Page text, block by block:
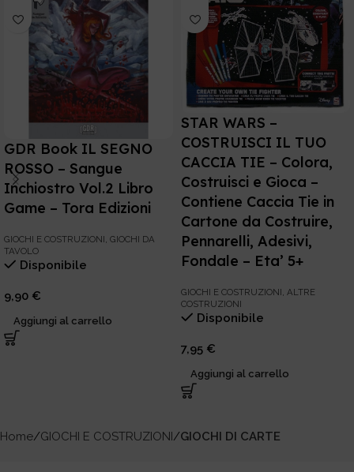
GDR Book IL SEGNO
ROSSO – Sangue
Inchiostro Vol.2 Libro
Game – Tora Edizioni
GIOCHI E COSTRUZIONI, GIOCHI DA
TAVOLO
Disponibile
9,90 €
Aggiungi al carrello
STAR WARS –
COSTRUISCI IL TUO
CACCIA TIE – Colora,
Costruisci e Gioca –
Contiene Caccia Tie in
Cartone da Costruire,
Pennarelli, Adesivi,
Fondale – Eta’ 5+
GIOCHI E COSTRUZIONI ALTRE
COSTRUZIONI
Disponibile
7,95 €
Aggiungi al carrello
Home GIOCHI E COSTRUZIONI GIOCHI DI CARTE